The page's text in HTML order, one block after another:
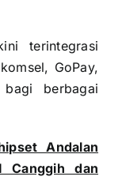
terintegrasi
GoPay,
berbagai
Andalan
Canggih dan